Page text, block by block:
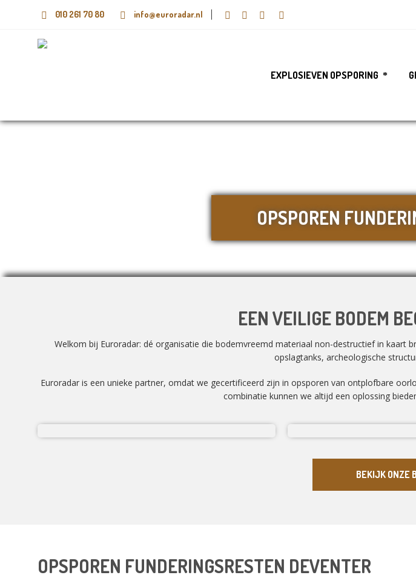
010 261 70 80 info@euroradar.nl
EXPLOSIEVEN OPSPORING
OPSPOREN
EEN VEILIGE BODEM
Welkom bij Euroradar: dé organisatie die bodemvreemd materiaal non-destructief in kaart
opslagtanks, archeologische
Euroradar is een unieke partner, omdat we gecertificeerd zijn in opsporen van ontplofbare
combinatie kunnen we altijd een oplossing
BEKIJK ONZE
OPSPOREN FUNDERINGSRESTEN DEVENTER